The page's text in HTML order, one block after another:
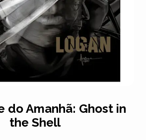
do Amanhã: Ghost in
the Shell